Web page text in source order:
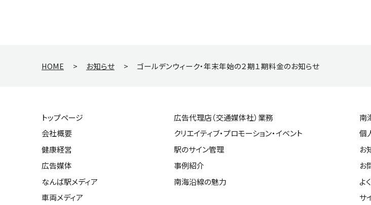
HOME > お知らせ > ゴールデンウィーク・年末年始の２期１期料金のお知らせ
トップページ
会社概要
健康経営
広告媒体
なんば駅メディア
車両メディア
広告代理店（交通媒体社）業務
クリエイティブ・プロモーション・イベント
駅のサイン管理
事例紹介
南海沿線の魅力
南
個
お
お
よ
サ